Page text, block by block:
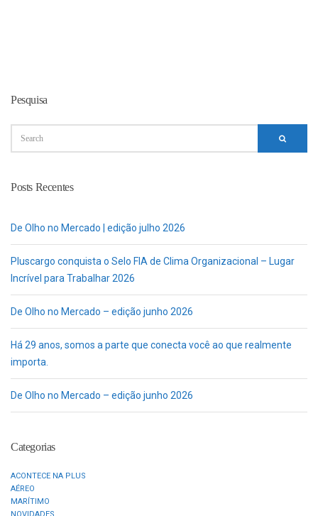
Pesquisa
Posts Recentes
De Olho no Mercado | edição julho 2026
Pluscargo conquista o Selo FIA de Clima Organizacional – Lugar
Incrível para Trabalhar 2026
De Olho no Mercado – edição junho 2026
Há 29 anos, somos a parte que conecta você ao que realmente
importa.
De Olho no Mercado – edição junho 2026
Categorias
ACONTECE NA PLUS
AÉREO
MARÍTIMO